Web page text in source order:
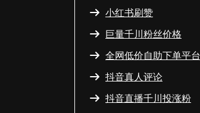
小红书刷赞
巨量千川粉丝价格
全网低价自助下单平台
抖音真人评论
抖音直播千川投涨粉